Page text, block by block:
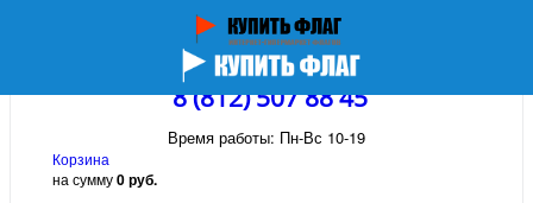
8 (812) 507 88 45
Время работы: Пн-Вс 10-19
Корзина
на сумму0 руб.